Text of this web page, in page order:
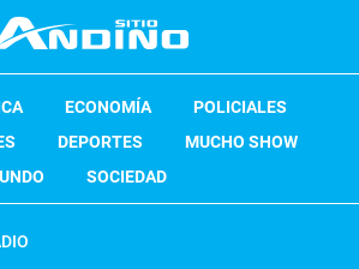
ECONOMÍA
POLICIALES
DEPORTES
MUCHO SHOW
SOCIEDAD